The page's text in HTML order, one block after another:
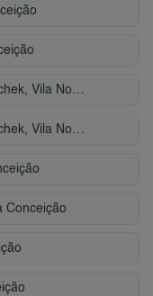
Avenida Presidente Juscelino Kubitschek, Vila Nova Conceição
Avenida Presidente Juscelino Kubitschek, Vila Nova Conceição
Conceição